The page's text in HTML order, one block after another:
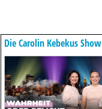
Die Carolin Kebekus Show